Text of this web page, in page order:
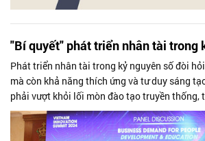
"Bí quyết" phát triển nhân tài trong
Phát triển nhân tài trong kỷ nguyên số đòi
mà còn khả năng thích ứng và tư duy sáng
phải vượt khỏi lối mòn đào tạo truyền thống,
tập linh...